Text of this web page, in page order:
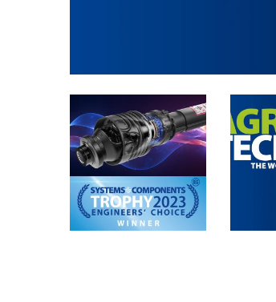
Многодисковые сцепления с
Радіально-поршневі двигуни
Двигатели с Планетарным
Pavesi
Соединительные системы